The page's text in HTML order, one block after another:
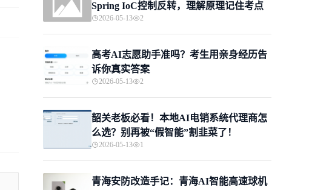
Spring IoC控制反转，理解原理记住考点
2026-05-13 2
高考AI志愿助手准吗？考生用亲身经历告
诉你真实答案
2026-05-13 2
韶关老板必看！本地AI电销系统代理商怎
么选？别再被“假智能”割韭菜了！
2026-05-13 1
青海安防改造手记：青海AI智能高速球机